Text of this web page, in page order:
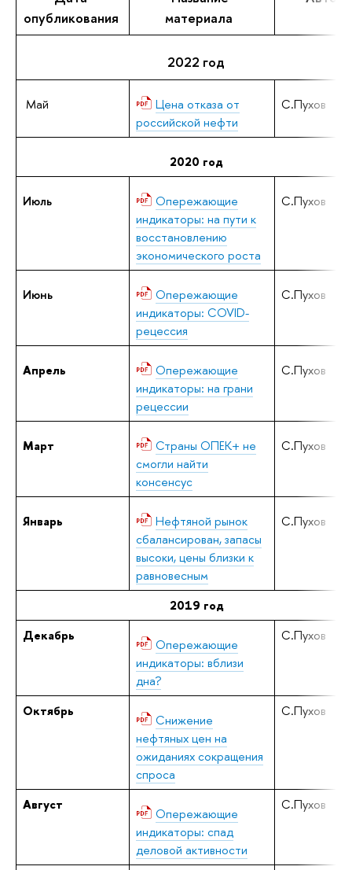
опубликования
материала
2022 год
Май
Цена отказа от
российской нефти
С.Пухов
2020 год
Июль
Опережающие
индикаторы: на пути к
восстановлению
экономического роста
С.Пухов
Июнь
Опережающие
индикаторы: COVID-
рецессия
С.Пухов
Апрель
Опережающие
индикаторы: на грани
рецессии
С.Пухов
Март
Страны ОПЕК+ не
смогли найти
консенсус
С.Пухов
Январь
Нефтяной рынок
сбалансирован, запасы
высоки, цены близки к
равновесным
С.Пухов
2019 год
Декабрь
Опережающие
индикаторы: вблизи
дна?
С.Пухов
Октябрь
Снижение
нефтяных цен на
ожиданиях сокращения
спроса
С.Пухов
Август
Опережающие
индикаторы: спад
деловой активности
С.Пухов